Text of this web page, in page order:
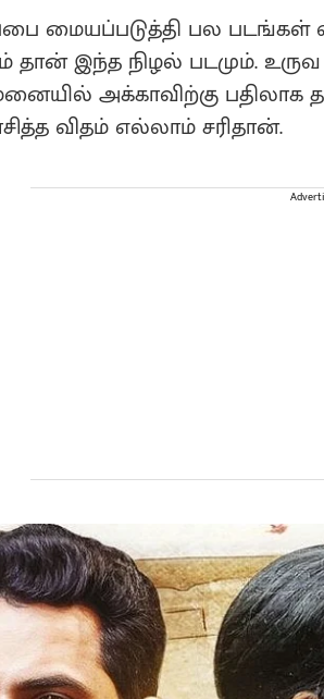
மையப்படுத்தி பல
இந்த நிழல் படமும்.
அக்காவிற்கு
விதம் எல்லாம் சரிதான்.